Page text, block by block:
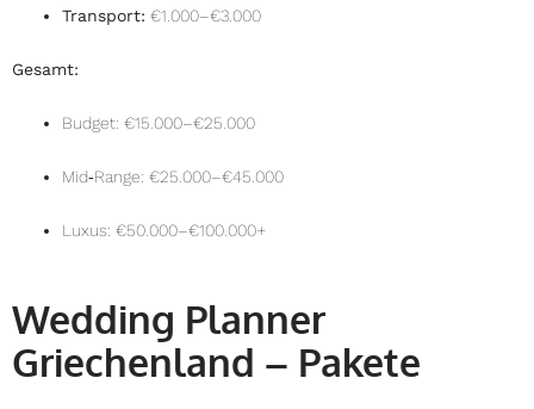
Transport: €1.000–€3.000
Gesamt:
Budget: €15.000–€25.000
Mid‑Range: €25.000–€45.000
Luxus: €50.000–€100.000+
Wedding Planner
Griechenland – Pakete